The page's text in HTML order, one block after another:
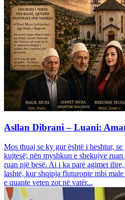
Asllan Dibrani – Luani:
Mos thuaj se ky gur është i heshtur,
kujtesë; nën myshkun e shekujve
ruan një besë. Ai i ka parë agimet
lashtë, kur shqipja fluturonte mbi
e quante veten zot në vatër...